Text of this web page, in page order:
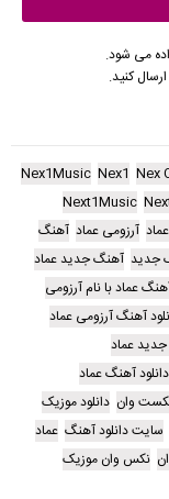
می شود.
کنید.
Nex
Nex1
Nex1Music
Next1Music
آرزومی عماد آهنگ
جدید آهنگ جدید عماد
عماد با نام آرزومی
آهنگ آرزومی عماد
عماد
دانلود آهنگ عماد
وان دانلود موزیک
سایت دانلود آهنگ عماد
نکس وان موزیک